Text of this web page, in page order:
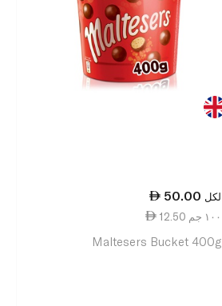
50.00 لكل
12.50 ١٠٠ جم
Maltesers Bucket 400g